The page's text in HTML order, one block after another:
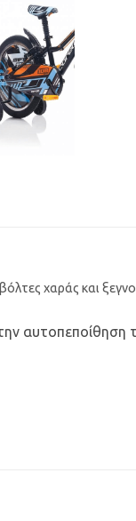
χαράς και